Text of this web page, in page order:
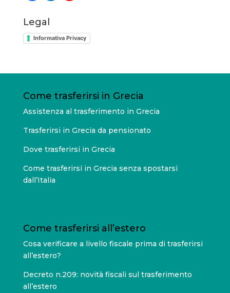
Legal
Informativa Privacy
Come trasferirsi in Grecia
Assistenza al trasferimento in Grecia
Trasferirsi in Grecia da pensionato
Dove trasferirsi in Grecia
Come trasferirsi in Grecia senza spostarsi
dall’Italia
Come trasferirsi all’estero
Cosa verificare a livello fiscale prima di trasferirsi
all’estero?
Decreto n.209: novità fiscali sul trasferimento
all’estero